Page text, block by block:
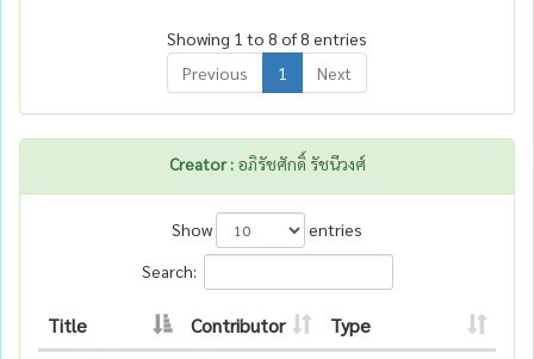
Showing 1 to 8 of 8 entries
Previous
1 Next
Creator :อภิรัชศักดิ์ รัชนีวงศ์
Show
entries
Search:
Title Contributor
Type